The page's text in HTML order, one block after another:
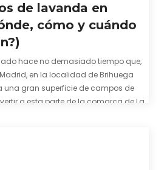
de lavanda en
cómo y cuándo
hace no demasiado tiempo que,
en la localidad de Brihuega
una gran superficie de campos de
a esta parte de la comarca de La